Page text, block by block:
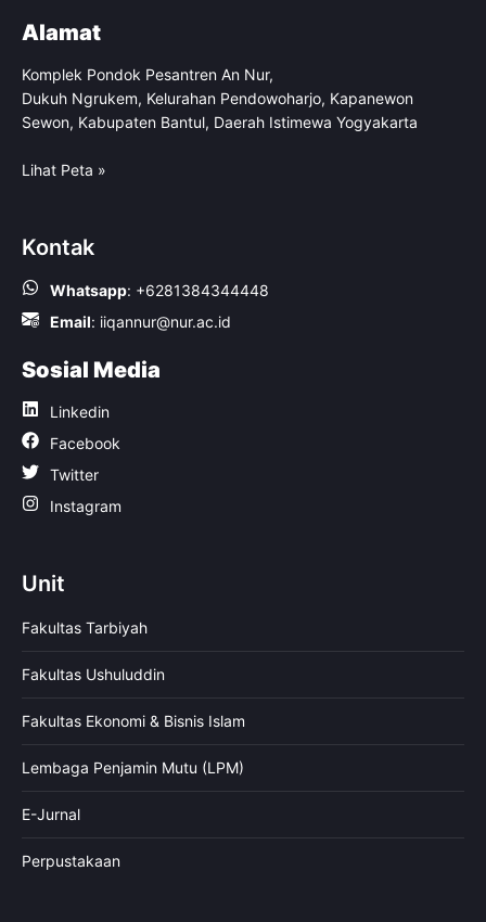
Alamat
Komplek Pondok Pesantren An Nur,
Dukuh Ngrukem, Kelurahan Pendowoharjo, Kapanewon
Sewon, Kabupaten Bantul, Daerah Istimewa Yogyakarta
Lihat Peta »
Kontak
Whatsapp: +6281384344448
Email: iiqannur@nur.ac.id
Sosial Media
Linkedin
Facebook
Twitter
Instagram
Unit
Fakultas Tarbiyah
Fakultas Ushuluddin
Fakultas Ekonomi & Bisnis Islam
Lembaga Penjamin Mutu (LPM)
E-Jurnal
Perpustakaan